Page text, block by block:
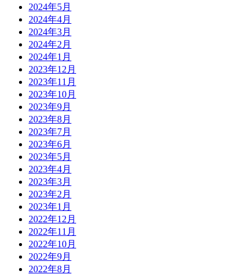
2024年5月
2024年4月
2024年3月
2024年2月
2024年1月
2023年12月
2023年11月
2023年10月
2023年9月
2023年8月
2023年7月
2023年6月
2023年5月
2023年4月
2023年3月
2023年2月
2023年1月
2022年12月
2022年11月
2022年10月
2022年9月
2022年8月